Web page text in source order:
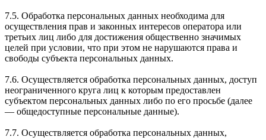
7.5. Обработка персональных данных необходима для
осуществления прав и законных интересов оператора или
третьих лиц либо для достижения общественно значимых
целей при условии, что при этом не нарушаются права и
свободы субъекта персональных данных.
7.6. Осуществляется обработка персональных данных, доступ
неограниченного круга лиц к которым предоставлен
субъектом персональных данных либо по его просьбе (далее
— общедоступные персональные данные).
7.7. Осуществляется обработка персональных данных,